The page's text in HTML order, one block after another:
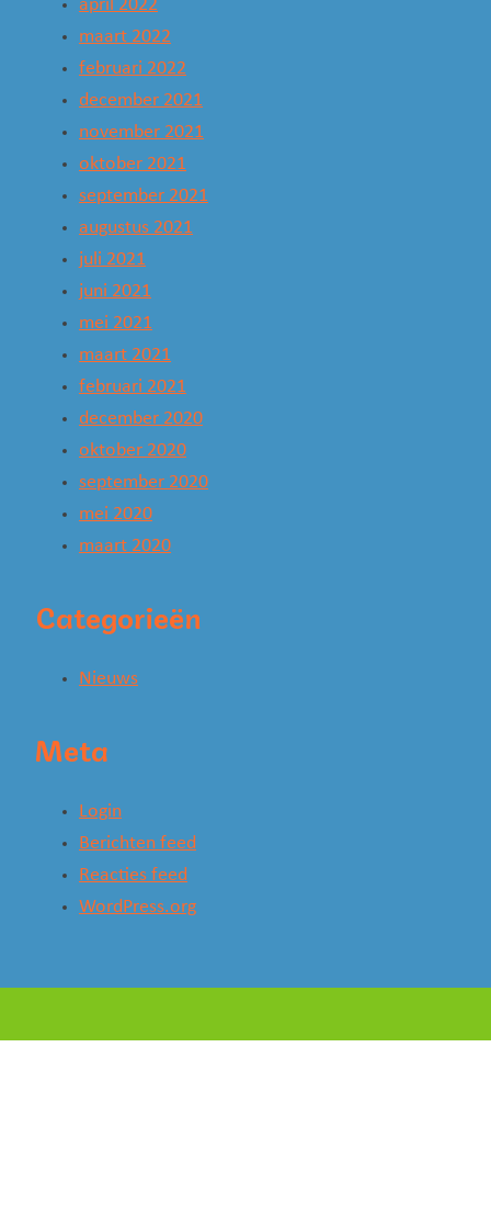
april 2022
maart 2022
februari 2022
december 2021
november 2021
oktober 2021
september 2021
augustus 2021
juli 2021
juni 2021
mei 2021
maart 2021
februari 2021
december 2020
oktober 2020
september 2020
mei 2020
maart 2020
Categorieën
Nieuws
Meta
Login
Berichten feed
Reacties feed
WordPress.org